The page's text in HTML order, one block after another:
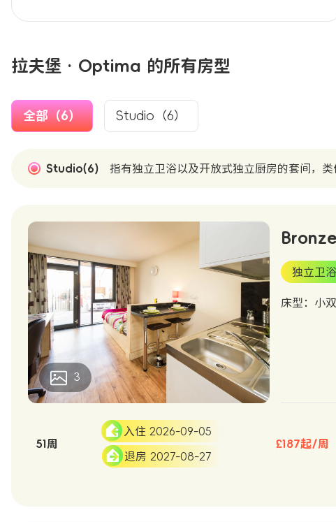
拉夫堡 · Optima 的所有房型
全部（6） Studio（6）
Studio(6) 指有独立卫浴以及开放式独立厨房的套间，
3
独立卫浴
床型：小
51周
入住 2026-09-05
退房 2027-08-27
£187起/周